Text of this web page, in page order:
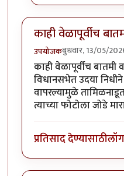
काही वेळापूर्वीच
उपयोजकबुधवार, 13/05/
काही वेळापूर्वीच बातमी
विधानसभेत उदया
वापरल्यामुळे
त्याच्या फोटोला जोडे
प्रतिसाद देण्यासाठी